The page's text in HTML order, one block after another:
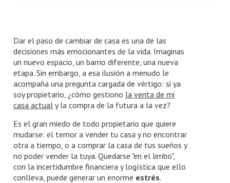
Dar el paso de cambiar de casa es una de las
decisiones más emocionantes de la vida. Imaginas
un nuevo espacio, un barrio diferente, una nueva
etapa. Sin embargo, a esa ilusión a menudo le
acompaña una pregunta cargada de vértigo: si ya
soy propietario, ¿cómo gestiono la venta de mi
casa actual y la compra de la futura a la vez?
Es el gran miedo de todo propietario que quiere
mudarse: el temor a vender tu casa y no encontrar
otra a tiempo, o a comprar la casa de tus sueños y
no poder vender la tuya. Quedarse "en el limbo",
con la incertidumbre financiera y logística que ello
conlleva, puede generar un enorme estrés.